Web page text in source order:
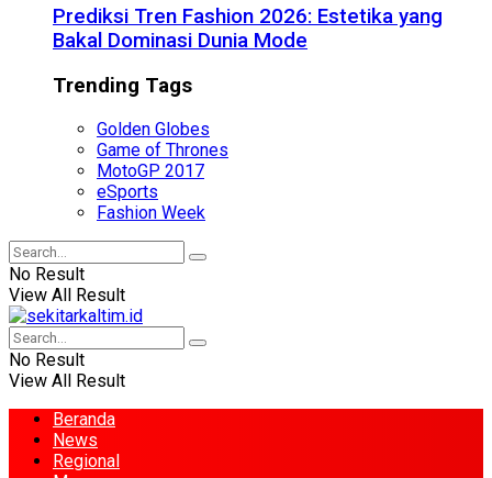
Prediksi Tren Fashion 2026: Estetika yang
Bakal Dominasi Dunia Mode
Trending Tags
Golden Globes
Game of Thrones
MotoGP 2017
eSports
Fashion Week
No Result
View All Result
No Result
View All Result
Beranda
News
Regional